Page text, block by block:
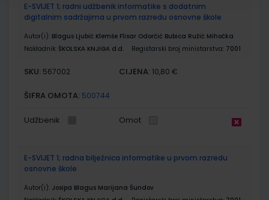
E-SVIJET 1; radni udžbenik informatike s dodatnim
digitalnim sadržajima u prvom razredu osnovne škole
Autor(i): Blagus Ljubić Klemše Flisar Odorčić Bubica Ružić Mihočka
Nakladnik: ŠKOLSKA KNJIGA d.d. Registarski broj ministarstva: 7001
SKU: 567002 CIJENA: 10,80 €
ŠIFRA OMOTA: 500744
Udžbenik Omot
E-SVIJET 1; radna bilježnica informatike u prvom razredu
osnovne škole
Autor(i): Josipa Blagus Marijana Šundov